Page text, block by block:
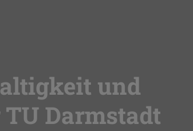
und
Darmstadt